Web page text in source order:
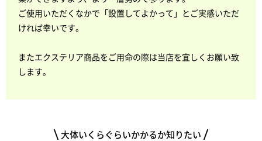
ご使用いただくなかで「設置してよかって」とご実感いただ
ければ幸いです。
またエクステリア商品をご用命の際は当店を宜しくお願い致
します。
大体いくらぐらいかかるか知りたい